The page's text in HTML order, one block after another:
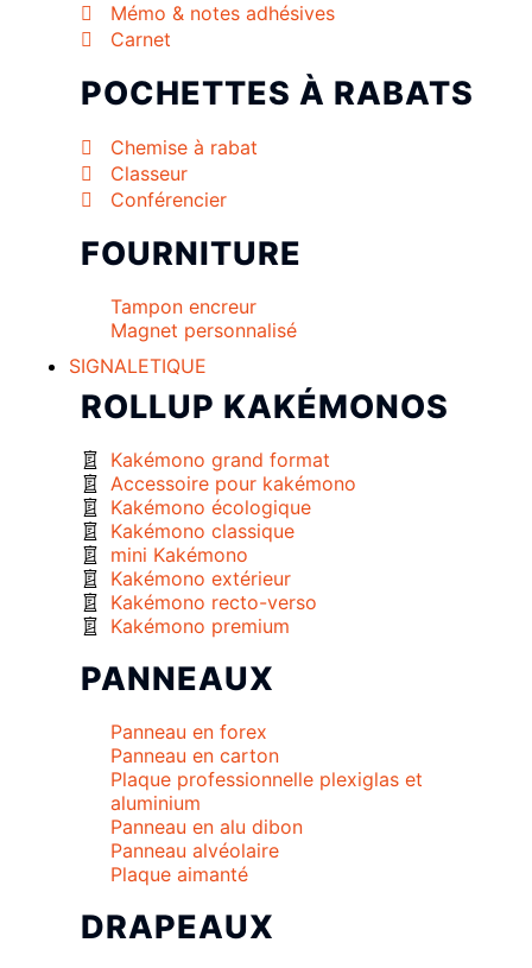
Mémo & notes adhésives
Carnet
POCHETTES À RABATS
Chemise à rabat
Classeur
Conférencier
FOURNITURE
Tampon encreur
Magnet personnalisé
SIGNALETIQUE
ROLLUP KAKÉMONOS
Kakémono grand format
Accessoire pour kakémono
Kakémono écologique
Kakémono classique
mini Kakémono
Kakémono extérieur
Kakémono recto-verso
Kakémono premium
PANNEAUX
Panneau en forex
Panneau en carton
Plaque professionnelle plexiglas et
aluminium
Panneau en alu dibon
Panneau alvéolaire
Plaque aimanté
DRAPEAUX